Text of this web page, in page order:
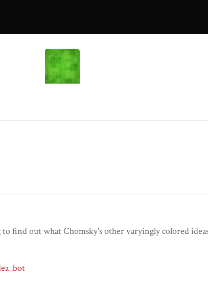
find out what Chomsky's other varyingly colored